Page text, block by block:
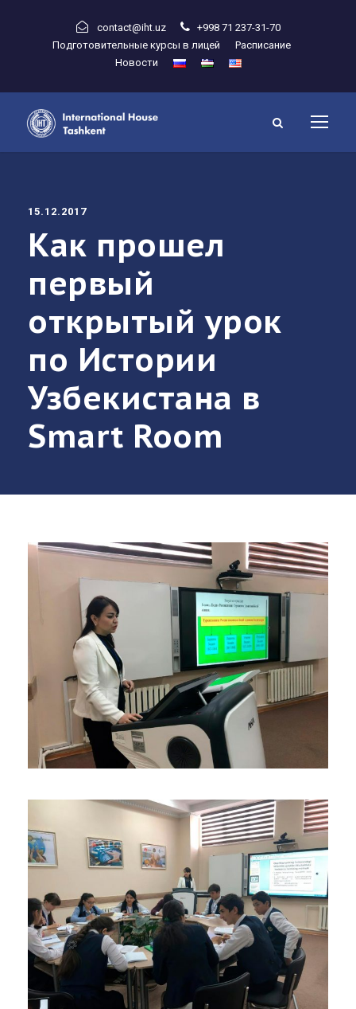
contact@iht.uz
+998 71 237-31-70
Подготовительные курсы в лицей
Расписание
Новости
15.12.2017
Как прошел
первый
открытый урок
по Истории
Узбекистана в
Smart Room